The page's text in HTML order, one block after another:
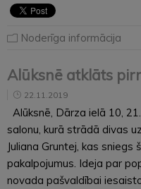
Noderīga informācija
Alūksnē atklāts
22.11.2019
Alūksnē, Dārza ielā 10,
salonu, kurā strādā divas
Juliana Gruntej, kas sniegs
pakalpojumus. Ideja par
novada pašvaldībai